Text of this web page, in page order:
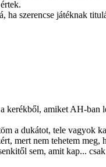
ha szerencse játéknak
kerékből, amiket AH-
a dukátot, tele vagyok
mert nem tehetem
sem, amit kap...